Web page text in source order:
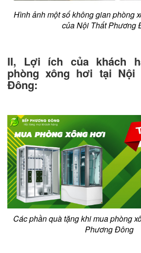
Hình ảnh một số không gian phòng
của Nội Thất Phương
II, Lợi ích của khách
phòng xông hơi tại Nội
Đông:
Các phần quà tặng khi mua phòng
Phương Đông